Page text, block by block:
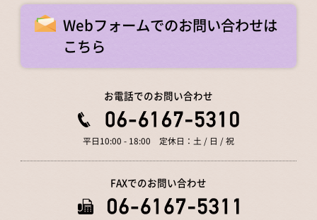
Webフォームでのお問い合わせは
こちら
お電話でのお問い合わせ
平日10:00 - 18:00 定休日：土 / 日 / 祝
FAXでのお問い合わせ